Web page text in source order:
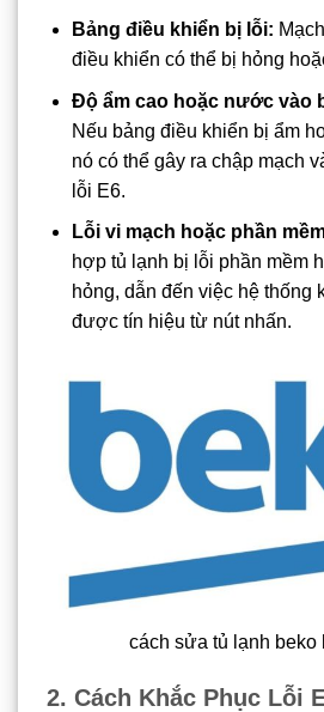
Bảng điều khiển bị lỗi:
điều khiển có thể bị hỏng
Độ ẩm cao hoặc nước vào
Nếu bảng điều khiển bị ẩm
nó có thể gây ra chập mạch
lỗi E6.
Lỗi vi mạch hoặc phần
hợp tủ lạnh bị lỗi phần mềm
hỏng, dẫn đến việc hệ thống
được tín hiệu từ nút nhấn.
cách sửa tủ lạnh beko
2. Cách Khắc Phục Lỗi